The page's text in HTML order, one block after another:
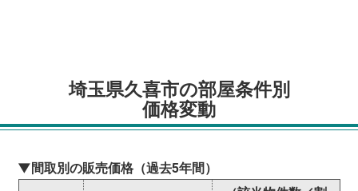
埼玉県久喜市の部屋条件別
価格変動
▼間取別の販売価格（過去5年間）